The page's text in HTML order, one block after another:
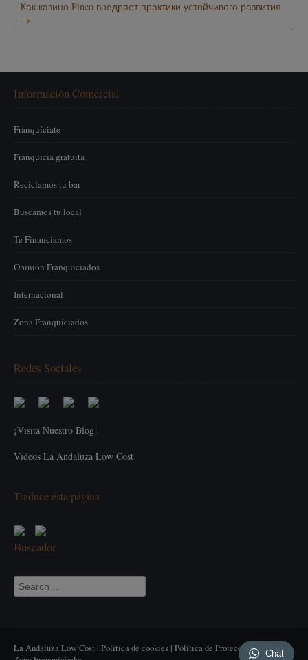
Как казино Pinco внедряет практики устойчивого развития
→
Información Comercial
Franquíciate
Franquicia gratuita
Reciclamos tu bar
Buscamos tu local
Te Financiamos
Opinión Franquiciados
Internacional
Zona Franquiciados
Redes Sociales
¡Visita Nuestro Blog!
Vídeos La Andaluza Low Cost
Traduce ésta página
Buscador
Search for:
La Andaluza Low Cost | Política de cookies | Política de Protección de Datos |
Chat